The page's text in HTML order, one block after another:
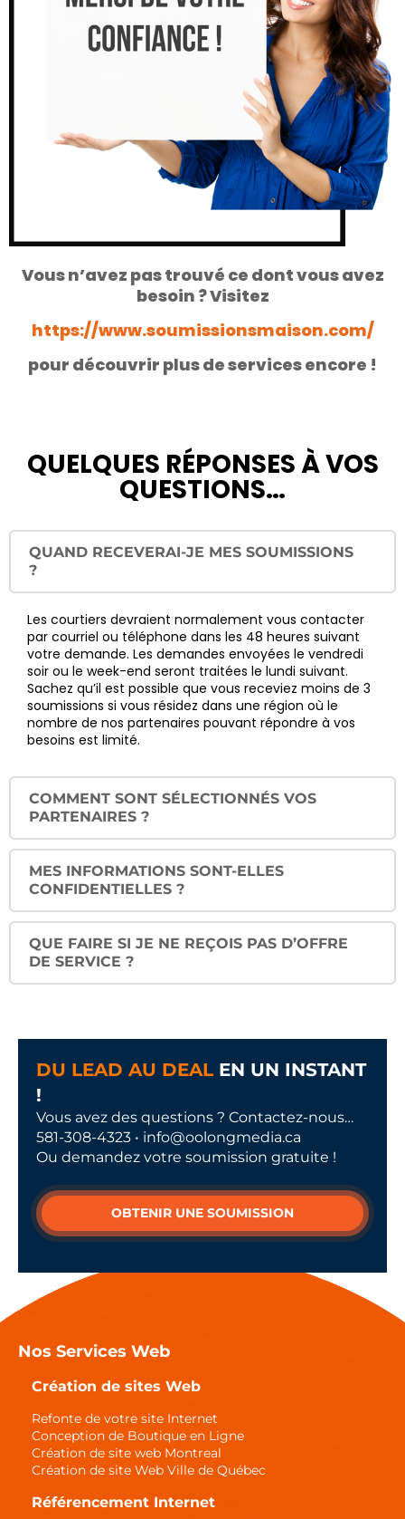
Vous n’avez pas trouvé ce dont vous avez
besoin ? Visitez
https://www.soumissionsmaison.com/
pour découvrir plus de services encore !
QUELQUES RÉPONSES À VOS
QUESTIONS…
QUAND RECEVERAI-JE MES SOUMISSIONS
?
Les courtiers devraient normalement vous contacter
par courriel ou téléphone dans les 48 heures suivant
votre demande. Les demandes envoyées le vendredi
soir ou le week-end seront traitées le lundi suivant.
Sachez qu’il est possible que vous receviez moins de 3
soumissions si vous résidez dans une région où le
nombre de nos partenaires pouvant répondre à vos
besoins est limité.
COMMENT SONT SÉLECTIONNÉS VOS
PARTENAIRES ?
MES INFORMATIONS SONT-ELLES
CONFIDENTIELLES ?
QUE FAIRE SI JE NE REÇOIS PAS D’OFFRE
DE SERVICE ?
DU LEAD AU DEAL EN UN INSTANT
!
Vous avez des questions ? Contactez-nous…
581-308-4323 • info@oolongmedia.ca
Ou demandez votre soumission gratuite !
OBTENIR UNE SOUMISSION
Nos Services Web
Création de sites Web
Refonte de votre site Internet
Conception de Boutique en Ligne
Création de site web Montreal
Création de site Web Ville de Québec
Référencement Internet